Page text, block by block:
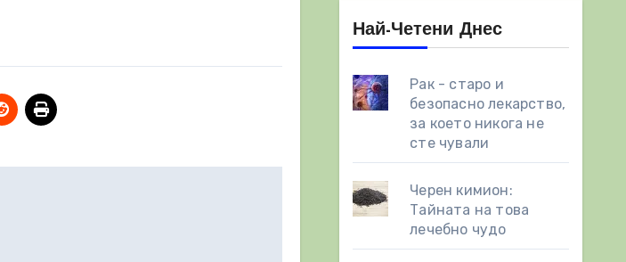
Най-Четени Днес
Рак - старо и
безопасно лекарство,
за което никога не
сте чували
Черен кимион:
Тайната на това
лечебно чудо